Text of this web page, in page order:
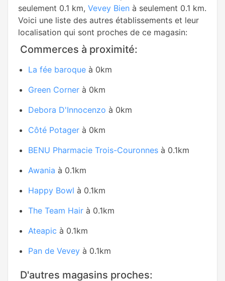
seulement 0.1 km, Vevey Bien à seulement 0.1 km.
Voici une liste des autres établissements et leur
localisation qui sont proches de ce magasin:
Commerces à proximité:
La fée baroque à 0km
Green Corner à 0km
Debora D'Innocenzo à 0km
Côté Potager à 0km
BENU Pharmacie Trois-Couronnes à 0.1km
Awania à 0.1km
Happy Bowl à 0.1km
The Team Hair à 0.1km
Ateapic à 0.1km
Pan de Vevey à 0.1km
D'autres magasins proches: